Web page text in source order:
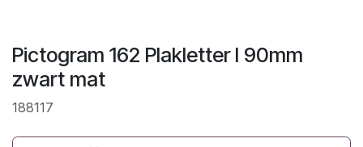
Pictogram 162 Plakletter I 90mm
zwart mat
188117